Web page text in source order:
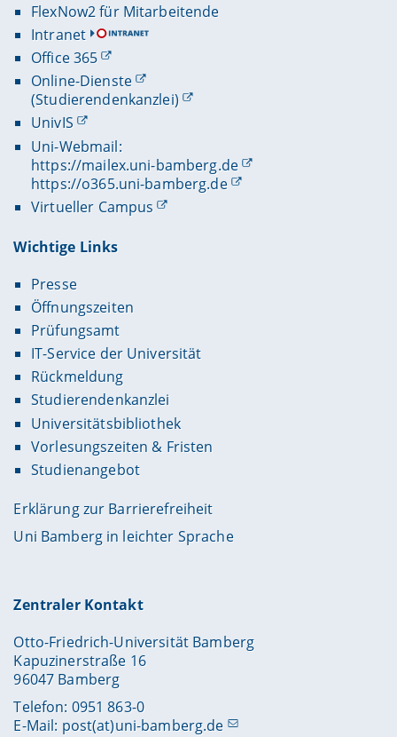
FlexNow2 für Mitarbeitende
Intranet
Office 365
Online-Dienste
(Studierendenkanzlei)
UnivIS
Uni-Webmail:
https://mailex.uni-bamberg.de
https://o365.uni-bamberg.de
Virtueller Campus
Wichtige Links
Presse
Öffnungszeiten
Prüfungsamt
IT-Service der Universität
Rückmeldung
Studierendenkanzlei
Universitätsbibliothek
Vorlesungszeiten & Fristen
Studienangebot
Erklärung zur Barrierefreiheit
Uni Bamberg in leichter Sprache
Zentraler Kontakt
Otto-Friedrich-Universität Bamberg
Kapuzinerstraße 16
96047 Bamberg
Telefon: 0951 863-0
E-Mail: post(at)uni-bamberg.de